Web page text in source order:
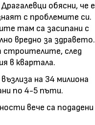
обясни, че е
с проблемите си.
там са засипани с
вредно за здравето.
строителите, след
в квартала.
на 34 милиона
по 4-5 пъти.
вече са подадени